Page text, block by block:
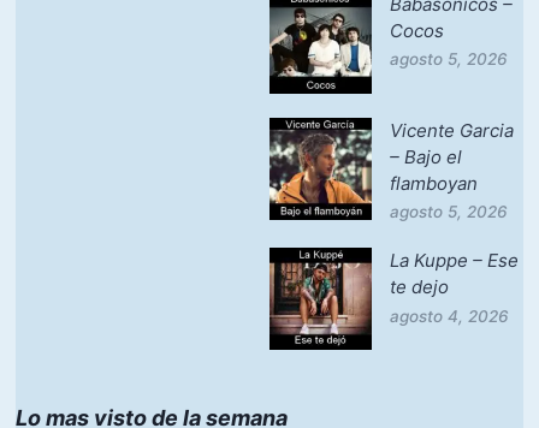
Cocos
agosto 5, 2026
Vicente Garcia
– Bajo el
flamboyan
agosto 5, 2026
La Kuppe – Ese
te dejo
agosto 4, 2026
Lo mas visto de la semana